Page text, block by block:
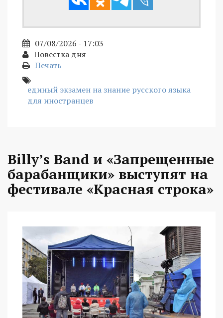
07/08/2026 - 17:03
Повестка дня
Печать
единый экзамен на знание русского языка
для иностранцев
Billy’s Band и «Запрещенные
барабанщики» выступят на
фестивале «Красная строка»